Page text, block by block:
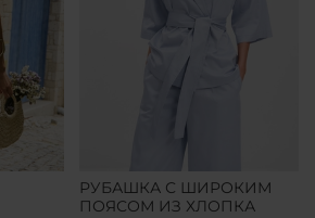
РУБАШКА С ШИРОКИМ
ПОЯСОМ ИЗ ХЛОПКА